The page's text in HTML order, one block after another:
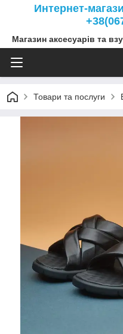
Интернет-
Магазин аксесуарів та
Товари та послуги